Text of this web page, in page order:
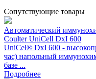
Сопутствующие товары
Автоматический
Coulter UniCell DxI 600
UniCel® DxI 600 -
час) напольный
базе ...
Подробнее